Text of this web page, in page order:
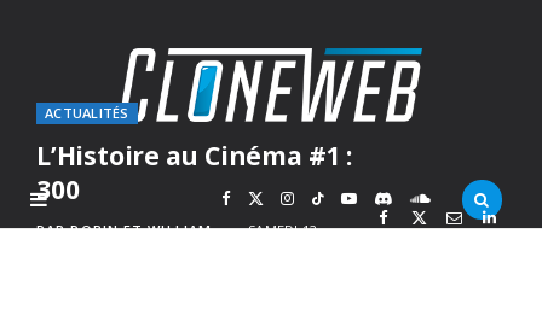
F I T Y S
ACTUALITÉS
L’Histoire au Cinéma #1 :
300
PAR ROBIN ET WILLIAM
SAMEDI 12